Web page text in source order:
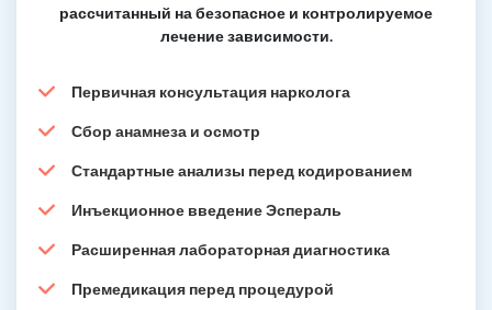
рассчитанный на безопасное и контролируемое
лечение зависимости.
Первичная консультация нарколога
Сбор анамнеза и осмотр
Стандартные анализы перед кодированием
Инъекционное введение Эспераль
Расширенная лабораторная диагностика
Премедикация перед процедурой